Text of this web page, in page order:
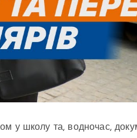
у школу та, водночас,